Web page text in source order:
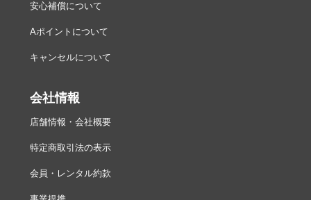
安心補償について
Aポイントについて
キャンセルについて
会社情報
店舗情報・会社概要
特定商取引法の表示
会員・レンタル約款